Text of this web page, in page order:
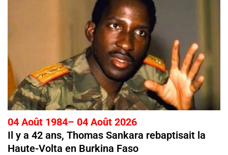
04 Août 1984– 04 Août 2026
Il y a 42 ans, Thomas Sankara rebaptisait la
Haute-Volta en Burkina Faso